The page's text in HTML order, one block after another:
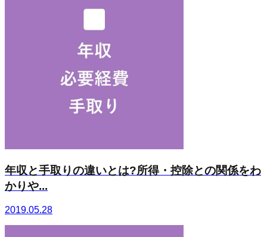
年収と手取りの違いとは?所得・控除との関係をわ
かりや...
2019.05.28